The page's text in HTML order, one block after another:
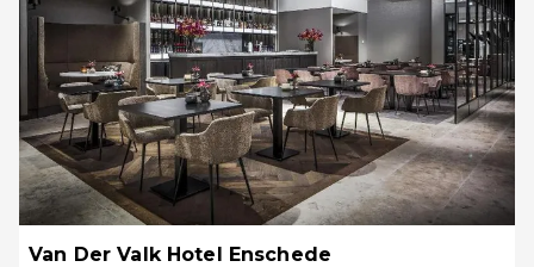
Van Der Valk Hotel Enschede